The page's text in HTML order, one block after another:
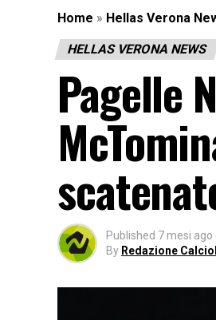
Home » Hellas Verona
HELLAS VERONA NEWS
Pagelle
Published 7 mesi ago
By Redazione